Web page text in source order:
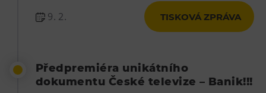
9. 2. TISKOVÁ ZPRÁVA
Předpremiéra unikátního
dokumentu České televize – Banik!!!